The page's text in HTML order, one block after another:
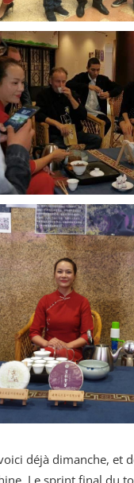
déjà dimanche, et
Le sprint final du